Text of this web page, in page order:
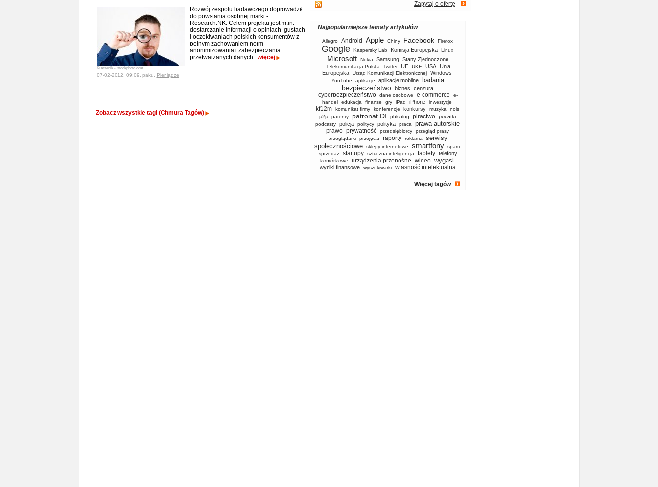
© arsenik - istockphoto.com
Rozwój zespołu badawczego doprowadził
do powstania osobnej marki -
Research.NK. Celem projektu jest m.in.
dostarczanie informacji o opiniach, gustach
i oczekiwaniach polskich konsumentów z
pełnym zachowaniem norm
anonimizowania i zabezpieczania
przetwarzanych danych. więcej
07-02-2012, 09:09, paku, Pieniądze
Zobacz wszystkie tagi (Chmura Tagów)
Zapytaj o ofertę
Najpopularniejsze tematy artykułów
Allegro Android Apple Chiny Facebook Firefox
Google Kaspersky Lab Komisja Europejska Linux
Microsoft Nokia Samsung Stany Zjednoczone
Telekomunikacja Polska Twitter UE UKE USA
Unia
Europejska
Urząd Komunikacji Elektronicznej Windows
YouTube aplikacje aplikacje mobilne badania
bezpieczeństwo biznes cenzura
cyberbezpieczeństwo dane osobowe e-commerce
e-
handel
edukacja finanse gry iPad iPhone inwestycje
kf12m komunikat firmy konferencje konkursy muzyka nols
p2p patenty patronat DI phishing piractwo podatki
podcasty policja politycy polityka praca prawa autorskie
prawo prywatność przedsiębiorcy
przegląd prasy
przeglądarki
przejęcia raporty reklama
serwisy
społecznościowe
sklepy internetowe smartfony
spam
sprzedaż
startupy sztuczna inteligencja tablety telefony
komórkowe urządzenia przenośne wideo wygasl
wyniki finansowe wyszukiwarki własność intelektualna
Więcej tagów